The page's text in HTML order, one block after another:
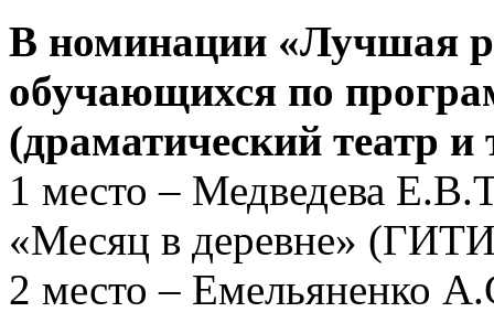
В номинации «Лучшая
обучающихся по
(драматический театр и
1 место – Медведева
«Месяц в деревне»
2 место – Емельяненко